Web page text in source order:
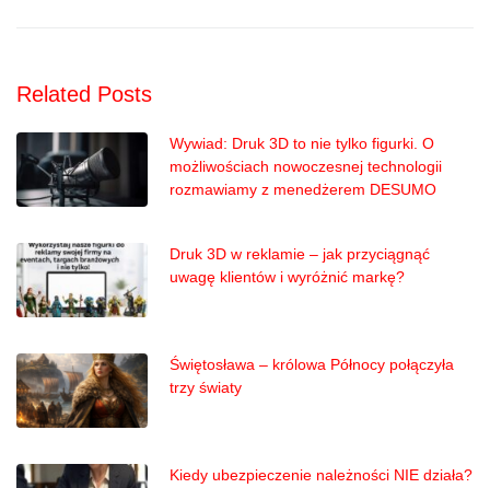
Related Posts
Wywiad: Druk 3D to nie tylko figurki. O
możliwościach nowoczesnej technologii
rozmawiamy z menedżerem DESUMO
Druk 3D w reklamie – jak przyciągnąć
uwagę klientów i wyróżnić markę?
Świętosława – królowa Północy połączyła
trzy światy
Kiedy ubezpieczenie należności NIE działa?